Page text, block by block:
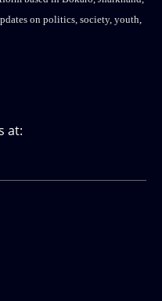
on politics, society, youth,
at: